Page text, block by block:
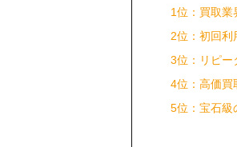
1位：買取業
2位：初回利
3位：リピー
4位：高価買
5位：宝石級